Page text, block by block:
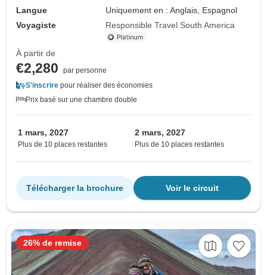
Langue
Uniquement en : Anglais, Espagnol
Voyagiste
Responsible Travel South America
À partir de
€2,280
par personne
S'inscrire pour réaliser des économies
Prix basé sur une chambre double
1 mars, 2027
Plus de 10 places restantes
2 mars, 2027
Plus de 10 places restantes
Voir le circuit
Télécharger la brochure
26% de remise